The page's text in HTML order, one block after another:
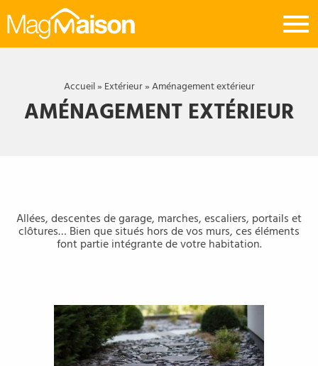
Mag
Maison
Accueil» Extérieur»Aménagement extérieur
AMÉNAGEMENT EXTÉRIEUR
Allées, descentes de garage, marches, escaliers, portails et
clôtures… Bien que situés hors de vos murs, ces éléments
font partie intégrante de votre habitation.